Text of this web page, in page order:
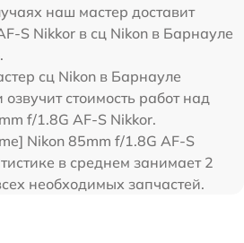
наш мастер доставит
S Nikkor в сц Nikon в Барнауле
сц Nikon в Барнауле
озвучит стоимость работ над
f/1.8G AF-S Nikkor.
Nikon 85mm f/1.8G AF-S
в среднем занимает 2
необходимых запчастей.